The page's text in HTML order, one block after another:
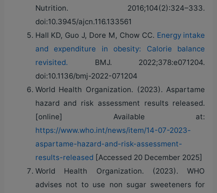
Nutrition. 2016;104(2):324–333.
doi:10.3945/ajcn.116.133561
Hall KD, Guo J, Dore M, Chow CC. Energy intake
and expenditure in obesity: Calorie balance
revisited. BMJ. 2022;378:e071204.
doi:10.1136/bmj-2022-071204
World Health Organization. (2023). Aspartame
hazard and risk assessment results released.
[online] Available at:
https://www.who.int/news/item/14-07-2023-
aspartame-hazard-and-risk-assessment-
results-released [Accessed 20 December 2025]
World Health Organization. (2023). WHO
advises not to use non sugar sweeteners for